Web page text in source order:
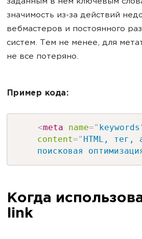
заданным в нем ключевым
значимость из-за действий
вебмастеров и постоянного
систем. Тем не менее, для
не все потеряно.
Пример кода:
<meta name=" keywords
content=" HTML, тег,
поисковая
Когда
link